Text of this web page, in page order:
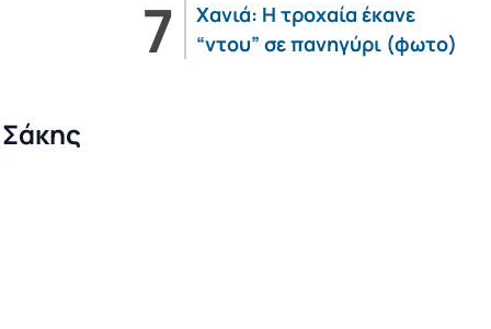
Χανιά: Η τροχαία έκανε
“ντου” σε πανηγύρι (φωτο)